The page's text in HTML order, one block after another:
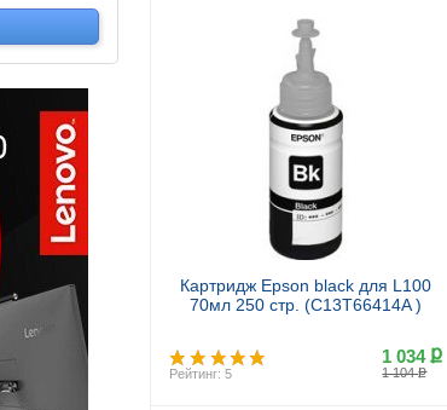
Картридж Epson black для L100
70мл 250 стр. (C13T66414A )
Рейтинг: 5
1 034ք
1 104ք